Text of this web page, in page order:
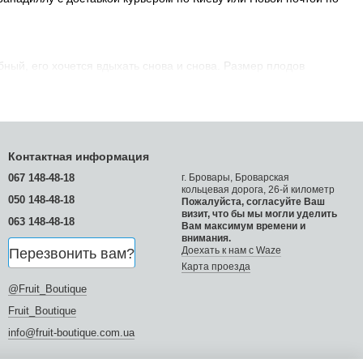
его хочется вдыхать снова и снова. Размер плодов
в десертах, коктейлях, смузи.
является вкус гранадиллы. Ее мякоть всегда сладкая или
как и маракуйю можно легко разломить руками. Гранадиллу
семейства маракуйевых. Его плоды по размеру немного
но стоит только разломить тонкую кожуру, вы
кожура плода гладкая, вкус маракуйи фиолетовой
мякоть становится намного слаще и ароматнее.
решаются его попробовать, хотя на самом деле,
Контактная информация
067 148-48-18
050 148-48-18
063 148-48-18
Перезвонить вам?
@Fruit_Boutique
Fruit_Boutique
info@fruit-boutique.com.ua
г. Бровары, Броварская
кольцевая дорога, 26-й километр
Пожалуйста, согласуйте Ваш
визит, что бы мы могли уделить
Вам максимум времени и
внимания.
Доехать к нам с Waze
Карта проезда